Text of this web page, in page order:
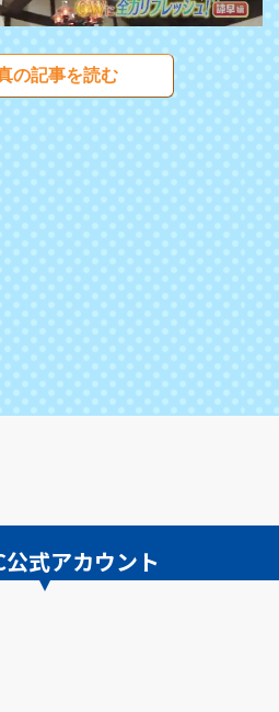
の記事を読む
公式アカウント